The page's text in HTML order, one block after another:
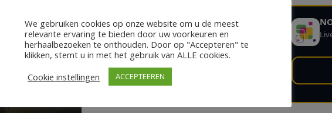
LEES MEER
We gebruiken cookies op onze website om u de meest
relevante ervaring te bieden door uw voorkeuren en
herhaalbezoeken te onthouden. Door op "Accepteren" te
klikken, stemt u in met het gebruik van ALLE cookies.
Cookie instellingen
ACCEPTEEREN